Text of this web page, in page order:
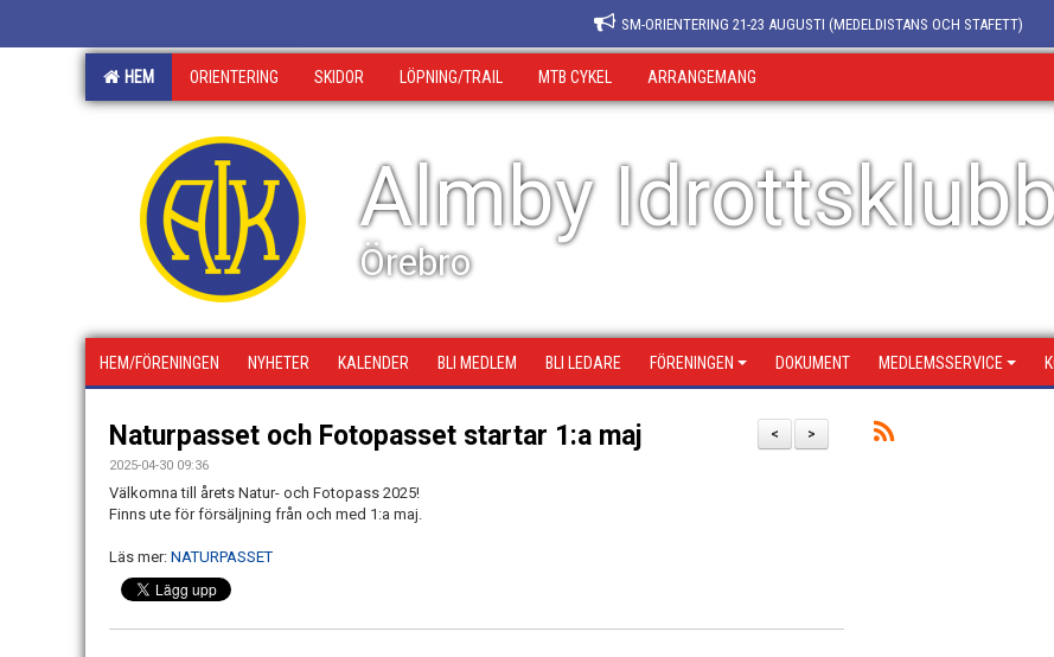
SM-ORIENTERING 21-23 AUGUSTI (MEDELDISTANS OCH STAFETT)
HEM ORIENTERING SKIDOR LÖPNING/TRAIL MTB CYKEL ARRANGEMANG
Almby
Örebro
HEM/FÖRENINGEN NYHETER KALENDER BLI MEDLEM BLI LEDARE FÖRENINGEN DOKUMENT MEDLEMSSERVICE
>
<
Naturpasset och Fotopasset startar 1:a maj
2025-04-30 09:36
Välkomna till årets Natur- och Fotopass 2025!
Finns ute för försäljning från och med 1:a maj.
Läs mer: NATURPASSET